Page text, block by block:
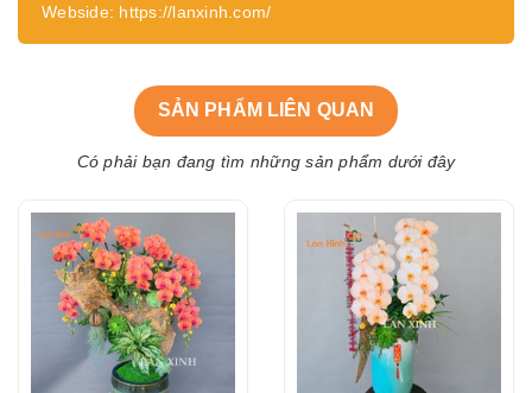
Webside: https://lanxinh.com/
SẢN PHẨM LIÊN QUAN
Có phải bạn đang tìm những sản phẩm dưới đây